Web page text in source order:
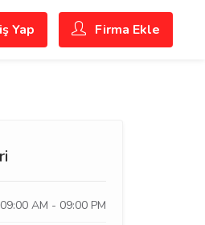
Yap Firma Ekle
09:00 AM - 09:00 PM